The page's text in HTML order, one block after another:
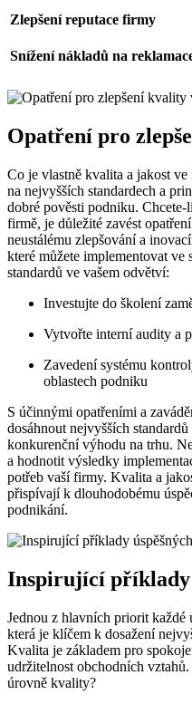
Zlepšení reputace firmy
Snížení nákladů na
Opatření pro
Co je vlastně kvalita a jakost
na nejvyšších standardech a
dobré pověsti podniku.
firmě, je důležité zavést
neustálému zlepšování a
které můžete implementovat ve
standardů ve vašem odvětví:
Investujte do školení
Vytvořte interní audity a
Zavedení systému
oblastech podniku
S účinnými opatřeními a
dosáhnout nejvyšších
konkurenční výhodu na trhu.
a hodnotit výsledky
potřeb vaší firmy. Kvalita a
přispívají k dlouhodobému
podnikání.
Inspirující příklady
Jednou z hlavních priorit
která je klíčem k dosažení
Kvalita je základem pro
udržitelnost obchodních
úrovně kvality?